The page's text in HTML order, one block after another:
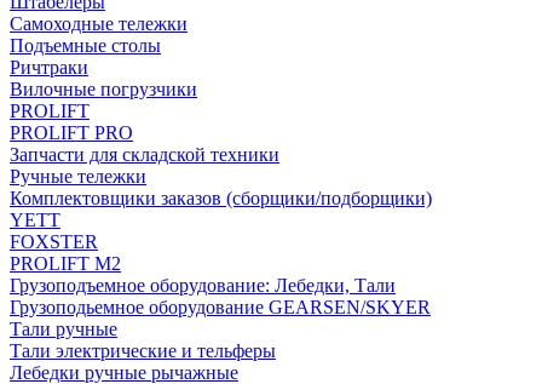
Самоходные тележки
Подъемные столы
Ричтраки
Вилочные погрузчики
PROLIFT
PROLIFT PRO
Запчасти для складской техники
Ручные тележки
Комплектовщики заказов (сборщики/подборщики)
YETT
FOXSTER
PROLIFT M2
Грузоподъемное оборудование: Лебедки, Тали
Грузоподьемное оборудование GEARSEN/SKYER
Тали ручные
Тали электрические и тельферы
Лебедки ручные рычажные